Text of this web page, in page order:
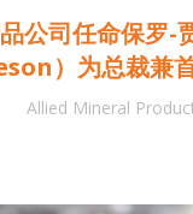
公司任命保罗-
）为总裁兼
Allied Mineral